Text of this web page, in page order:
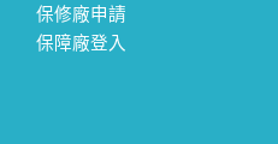
保修廠申請
保障廠登入